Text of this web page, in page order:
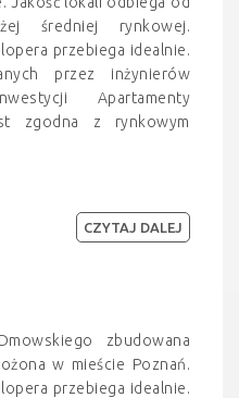
średniej rynkowej.
przebiega idealnie.
przez inżynierów
Apartamenty
zgodna z rynkowym
zbudowana
w mieście Poznań.
przebiega idealnie.
CZYTAJ DALEJ